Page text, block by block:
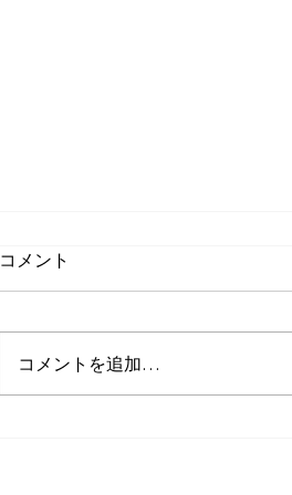
コメント
コメントを追加…